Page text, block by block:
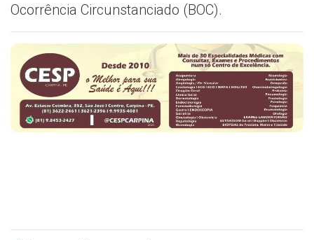
Ocorrência Circunstanciado (BOC).